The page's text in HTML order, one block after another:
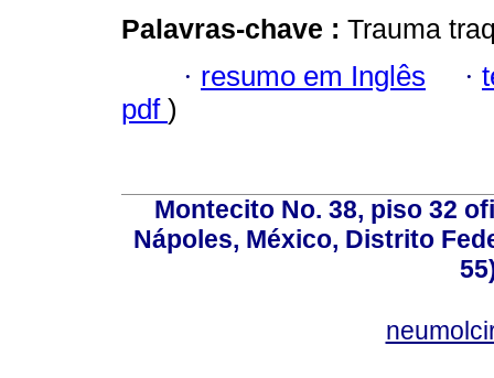
Palavras-chave : Trauma
· resumo em Inglês ·
pdf )
Montecito No. 38, piso 32
Nápoles, México, Distrito